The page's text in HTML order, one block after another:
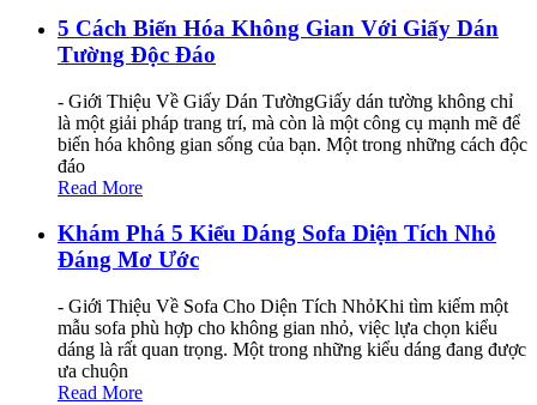
5 Cách Biến Hóa Không Gian Với Giấy Dán
Tường Độc Đáo
- Giới Thiệu Về Giấy Dán TườngGiấy dán tường không chỉ
là một giải pháp trang trí, mà còn là một công cụ mạnh mẽ để
biến hóa không gian sống của bạn. Một trong những cách độc
đáo
Read More
Khám Phá 5 Kiểu Dáng Sofa Diện Tích Nhỏ
Đáng Mơ Ước
- Giới Thiệu Về Sofa Cho Diện Tích NhỏKhi tìm kiếm một
mẫu sofa phù hợp cho không gian nhỏ, việc lựa chọn kiểu
dáng là rất quan trọng. Một trong những kiểu dáng đang được
ưa chuộn
Read More